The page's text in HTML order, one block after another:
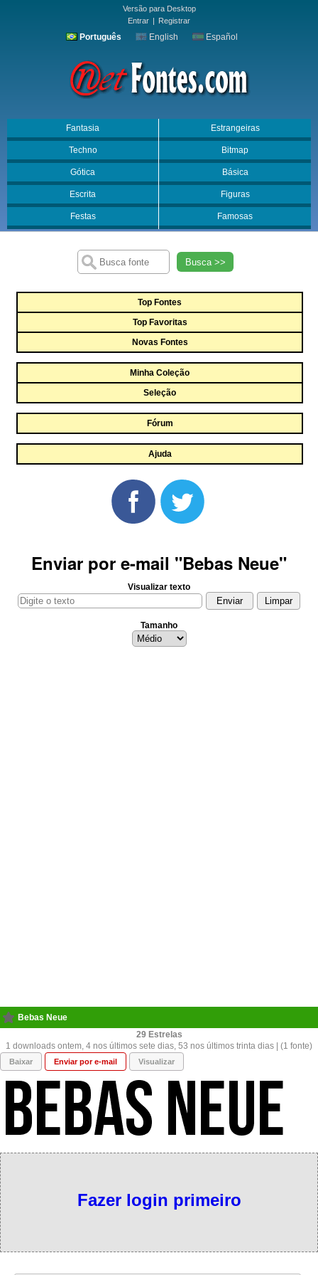
Versão para Desktop
Entrar | Registrar
Português English Español
Fantasia Estrangeiras
Techno Bitmap
Gótica Básica
Escrita Figuras
Festas Famosas
Busca >>
Top Fontes
Top Favoritas
Novas Fontes
Minha Coleção
Seleção
Fórum
Ajuda
Enviar por e-mail "Bebas Neue"
Visualizar texto
Tamanho
Bebas Neue
29
1 downloads ontem, 4 nos últimos sete dias, 53 nos últimos trinta dias | (1 fonte)
Baixar Enviar por e-mail Visualizar
Fazer login primeiro